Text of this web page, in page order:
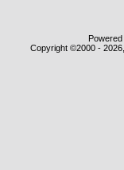
Copyright ©2000 -